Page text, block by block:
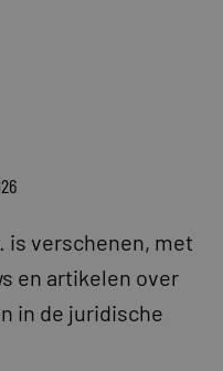
is verschenen, met
en artikelen over
in de juridische